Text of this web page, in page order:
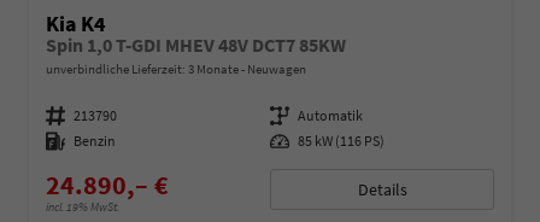
Kia K4
Spin 1,0 T-GDI MHEV 48V DCT7 85KW
unverbindliche Lieferzeit: 3 Monate Neuwagen
Fahrzeugnummer 213790 Getriebe Automatik
Kraftstoff Benzin Leistung 85 kW (116 PS)
24.890,– €
incl. 19% MwSt.
Details